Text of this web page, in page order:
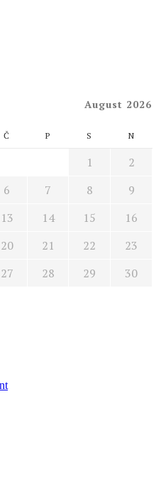
August 2026
Č P S N
1
2
6 7 8
9
13 14 15
16
20 21 22
23
27 28 29
30